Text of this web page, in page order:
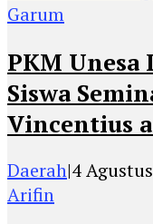
PKM
Siswa
Vincentius
Daerah|4
Arifin